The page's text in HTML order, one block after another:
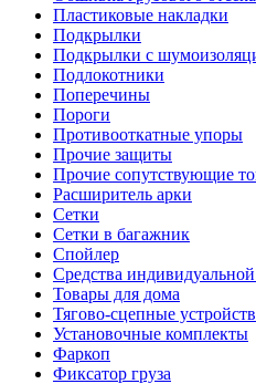
Пластиковые накладки
Подкрылки
Подкрылки с
Подлокотники
Поперечины
Пороги
Противооткатные упоры
Прочие защиты
Прочие сопутствующие
Расширитель арки
Сетки
Сетки в багажник
Спойлер
Средства
Товары для дома
Тягово-сцепные
Установочные комплекты
Фаркоп
Фиксатор груза